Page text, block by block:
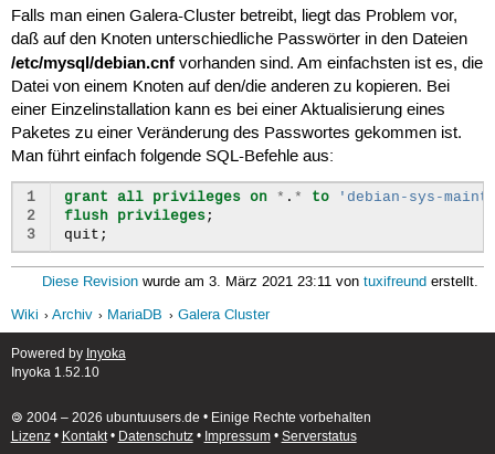
# Generate fake primary keys for non-PK tables
wsrep_certify_nonPK=1
| wsrep_apply_oool           | 0.000000
| wsrep_apply_window         | 0.000000
| wsrep_commit_oooe          | 0.000000
| wsrep_commit_oool          | 0.000000
| wsrep_commit_window        | 0.000000
| wsrep_local_state          | 4
| wsrep_local_state_comment  | Synced
| wsrep_cert_index_size      | 0
| wsrep_causal_reads         | 0
| wsrep_incoming_addresses   | ,
| wsrep_cluster_conf_id      | 2
| wsrep_cluster_size         | 2
| wsrep_cluster_state_uuid   | d50ca7c2-8f17-11e2-
| wsrep_cluster_status       | Primary
| wsrep_connected            | ON
| wsrep_local_index          | 1
| wsrep_provider_vendor      | Codership Oy
| wsrep_provider_version     | 23.2.2(r137)
Falls man einen Galera-Cluster betreibt, liegt das Problem vor,
daß auf den Knoten unterschiedliche Passwörter in den Dateien
/etc/mysql/debian.cnfvorhanden sind. Am einfachsten ist es, die
Datei von einem Knoten auf den/die anderen zu kopieren. Bei
einer Einzelinstallation kann es bei einer Aktualisierung eines
Paketes zu einer Veränderung des Passwortes gekommen ist.
Man führt einfach folgende SQL-Befehle aus:
1
2
3
grant all privileges on * . * to
'debian-sys-
flush
privileges ;
quit ;
Diese Revision wurde am 3. März 2021 23:11 vontuxifreund erstellt.
Wiki
Archiv MariaDB Galera Cluster
Powered by Inyoka
Inyoka 1.52.10
🄯 2004 – 2026 ubuntuusers.de • Einige Rechte vorbehalten
Lizenz• Kontakt• Datenschutz• Impressum• Serverstatus